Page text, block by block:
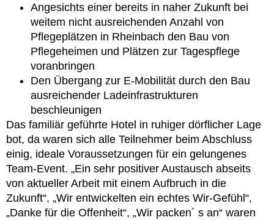
Angesichts einer bereits in naher Zukunft bei
weitem nicht ausreichenden Anzahl von
Pflegeplätzen in Rheinbach den Bau von
Pflegeheimen und Plätzen zur Tagespflege
voranbringen
Den Übergang zur E-Mobilität durch den Bau
ausreichender Ladeinfrastrukturen
beschleunigen
Das familiär geführte Hotel in ruhiger dörflicher Lage
bot, da waren sich alle Teilnehmer beim Abschluss
einig, ideale Voraussetzungen für ein gelungenes
Team-Event. „Ein sehr positiver Austausch abseits
von aktueller Arbeit mit einem Aufbruch in die
Zukunft“, „Wir entwickelten ein echtes Wir-Gefühl“,
„Danke für die Offenheit“, „Wir packen´ s an“ waren